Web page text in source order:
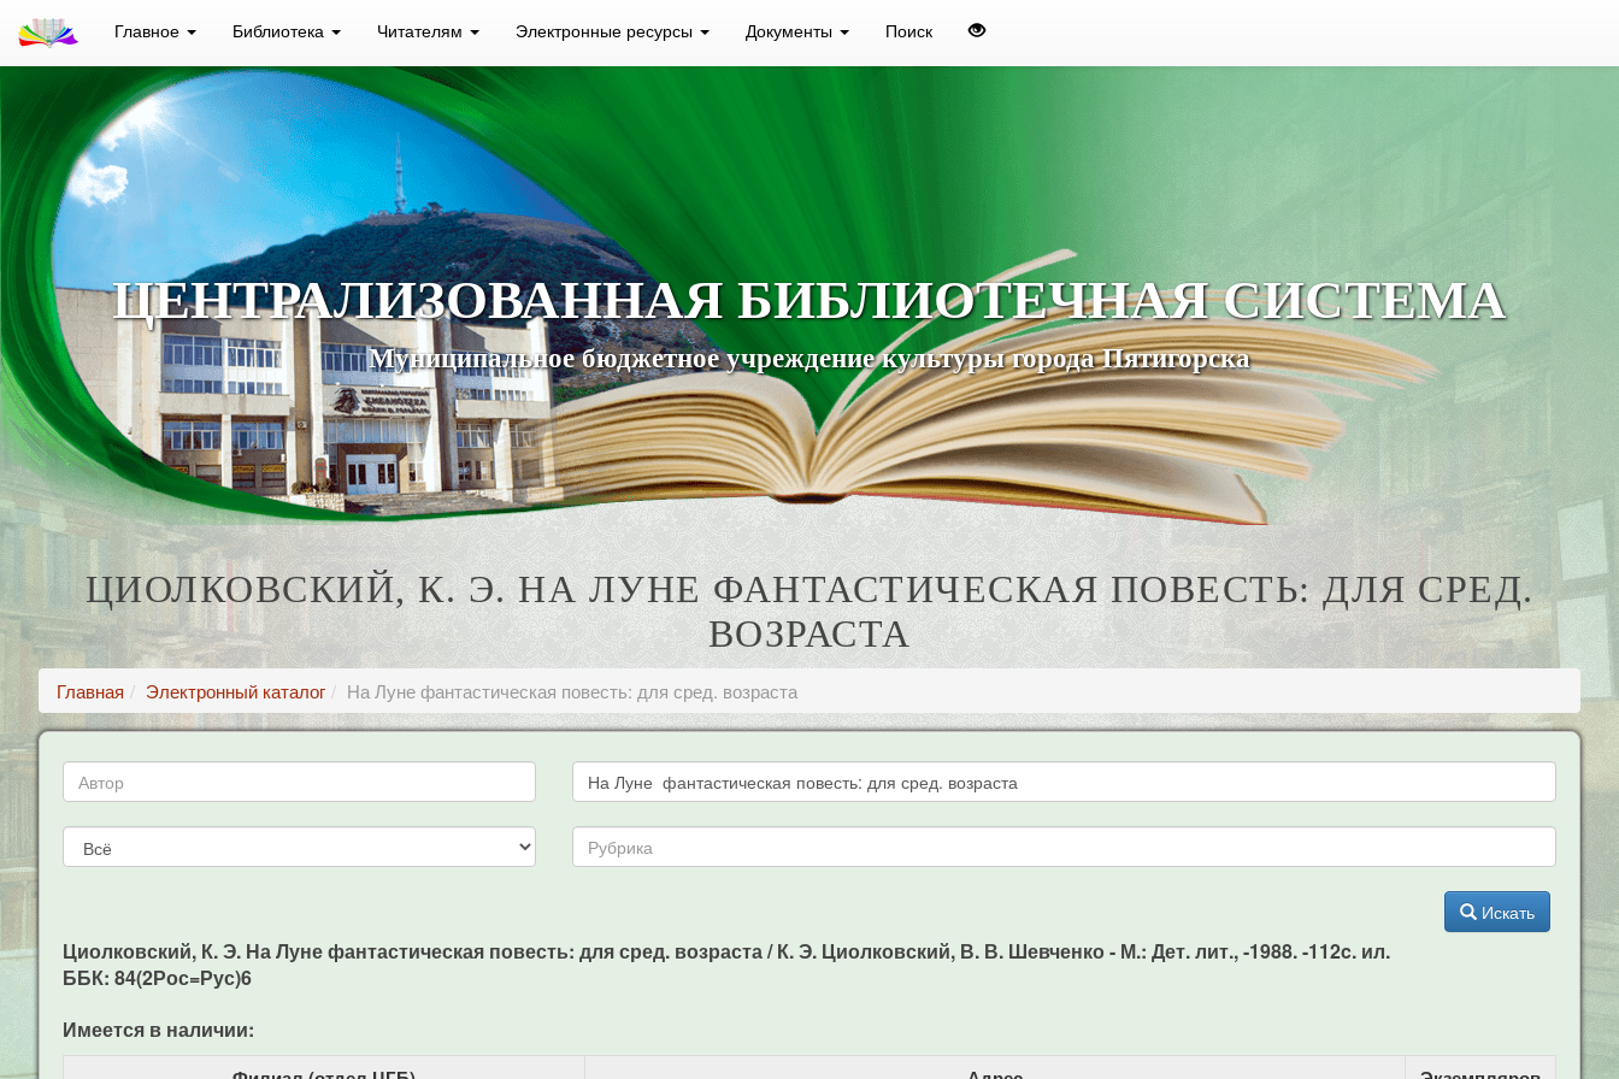
Главное Библиотека Читателям Электронные ресурсы Документы Поиск
ЦЕНТРАЛИЗОВАННАЯ БИБЛИОТЕЧНАЯ СИСТЕМА
Муниципальное бюджетное учреждение культуры города Пятигорска
ЦИОЛКОВСКИЙ, К. Э. НА ЛУНЕ ФАНТАСТИЧЕСКАЯ ПОВЕСТЬ: ДЛЯ СРЕД.
ВОЗРАСТА
Главная Электронный каталог На Луне фантастическая повесть: для сред. возраста
Искать
Циолковский, К. Э. На Луне фантастическая повесть: для сред. возраста / К. Э. Циолковский, В. В. Шевченко - М.: Дет. лит., -1988. -112c. ил.
ББК: 84(2Рос=Рус)6
Имеется в наличии: